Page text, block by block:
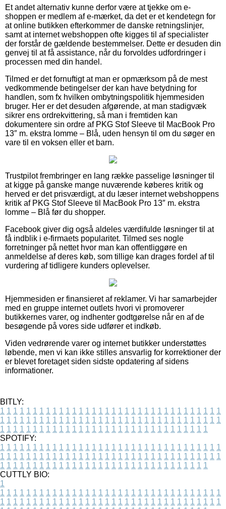
Et andet alternativ kunne derfor være at tjekke om e-
shoppen er medlem af e-mærket, da det er et kendetegn for
at online butikken efterkommer de danske retningslinjer,
samt at internet webshoppen ofte kigges til af specialister
der forstår de gældende bestemmelser. Dette er desuden din
genvej til at få assistance, når du forvoldes udfordringer i
processen med din handel.
Tilmed er det fornuftigt at man er opmærksom på de mest
vedkommende betingelser der kan have betydning for
handlen, som fx hvilken ombytningspolitik hjemmesiden
bruger. Her er det desuden afgørende, at man stadigvæk
sikrer ens ordrekvittering, så man i fremtiden kan
dokumentere sin ordre af PKG Stof Sleeve til MacBook Pro
13″ m. ekstra lomme – Blå, uden hensyn til om du søger en
vare til en voksen eller et barn.
Trustpilot frembringer en lang række passelige løsninger til
at kigge på ganske mange nuværende køberes kritik og
herved er det prisværdigt, at du læser internet webshoppens
kritik af PKG Stof Sleeve til MacBook Pro 13″ m. ekstra
lomme – Blå før du shopper.
Facebook giver dig også aldeles værdifulde løsninger til at
få indblik i e-firmaets popularitet. Tilmed ses nogle
forretninger på nettet hvor man kan offentliggøre en
anmeldelse af deres køb, som tillige kan drages fordel af til
vurdering af tidligere kunders oplevelser.
Hjemmesiden er finansieret af reklamer. Vi har samarbejder
med en gruppe internet outlets hvori vi promoverer
butikkernes varer, og indhenter godtgørelse når en af de
besøgende på vores side udfører et indkøb.
Viden vedrørende varer og internet butikker understøttes
løbende, men vi kan ikke stilles ansvarlig for korrektioner der
er blevet foretaget siden sidste opdatering af sidens
informationer.
BITLY:
1 1 1 1 1 1 1 1 1 1 1 1 1 1 1 1 1 1 1 1 1 1 1 1 1 1 1 1 1 1 1 1 1 1
1 1 1 1 1 1 1 1 1 1 1 1 1 1 1 1 1 1 1 1 1 1 1 1 1 1 1 1 1 1 1 1 1 1
1 1 1 1 1 1 1 1 1 1 1 1 1 1 1 1 1 1 1 1 1 1 1 1 1 1 1 1 1 1 1 1
SPOTIFY:
1 1 1 1 1 1 1 1 1 1 1 1 1 1 1 1 1 1 1 1 1 1 1 1 1 1 1 1 1 1 1 1 1 1
1 1 1 1 1 1 1 1 1 1 1 1 1 1 1 1 1 1 1 1 1 1 1 1 1 1 1 1 1 1 1 1 1 1
1 1 1 1 1 1 1 1 1 1 1 1 1 1 1 1 1 1 1 1 1 1 1 1 1 1 1 1 1 1 1 1
CUTTLY BIO:
1
1 1 1 1 1 1 1 1 1 1 1 1 1 1 1 1 1 1 1 1 1 1 1 1 1 1 1 1 1 1 1 1 1 1
1 1 1 1 1 1 1 1 1 1 1 1 1 1 1 1 1 1 1 1 1 1 1 1 1 1 1 1 1 1 1 1 1 1